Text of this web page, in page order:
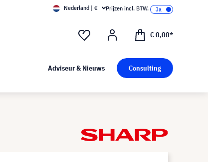
Nederland | € Prijzen incl. BTW.
€ 0,00*
Adviseur & Nieuws Consulting